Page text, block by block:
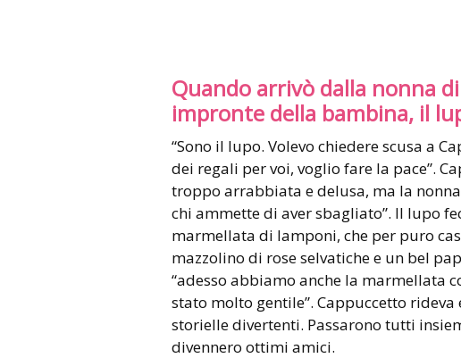
Quando arrivò dalla nonna
impronte della bambina, il
“Sono il lupo. Volevo chiedere scusa a
dei regali per voi, voglio fare la pace”.
troppo arrabbiata e delusa, ma la
chi ammette di aver sbagliato”. Il lupo
marmellata di lamponi, che per puro
mazzolino di rose selvatiche e un bel
“adesso abbiamo anche la marmellata
stato molto gentile”. Cappuccetto
storielle divertenti. Passarono tutti
divennero ottimi amici.